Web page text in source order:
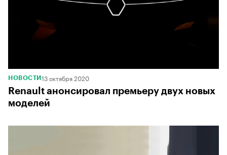
НОВОСТИ 13 октября 2020
Renault анонсировал премьеру двух новых
моделей